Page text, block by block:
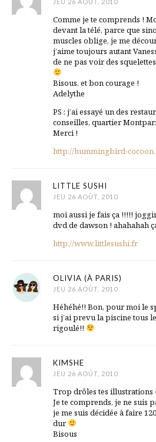
JEU 26 AOÛT, 2010
Comme je te comprends !
devant la télé, parce que
muscles oblige, je me
j’aime toujours autant
de ne pas voir des
Bisous, et bon courage !
Adelythe
PS : j’ai essayé un des
conseilles, quartier
Merci !
http://hummingbird-
LITTLE SUSHI
JEU 26 AOÛT, 2010
moi aussi je fais ça !!!!!
dvd de dawson ! ahahahah
http://www.littlesushi.fr
OLIVIA (À PARIS)
JEU 26 AOÛT, 2010
Héhéhé!! Bon, pour moi le
si j’ai prevu la piscine tous
rigoulé!!
KIMSHE
JEU 26 AOÛT, 2010
Trop drôles tes illustrations
Je te comprends, je ne suis
je me suis décidée à faire
dur
Bisous